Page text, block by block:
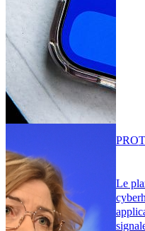
Le
PRO